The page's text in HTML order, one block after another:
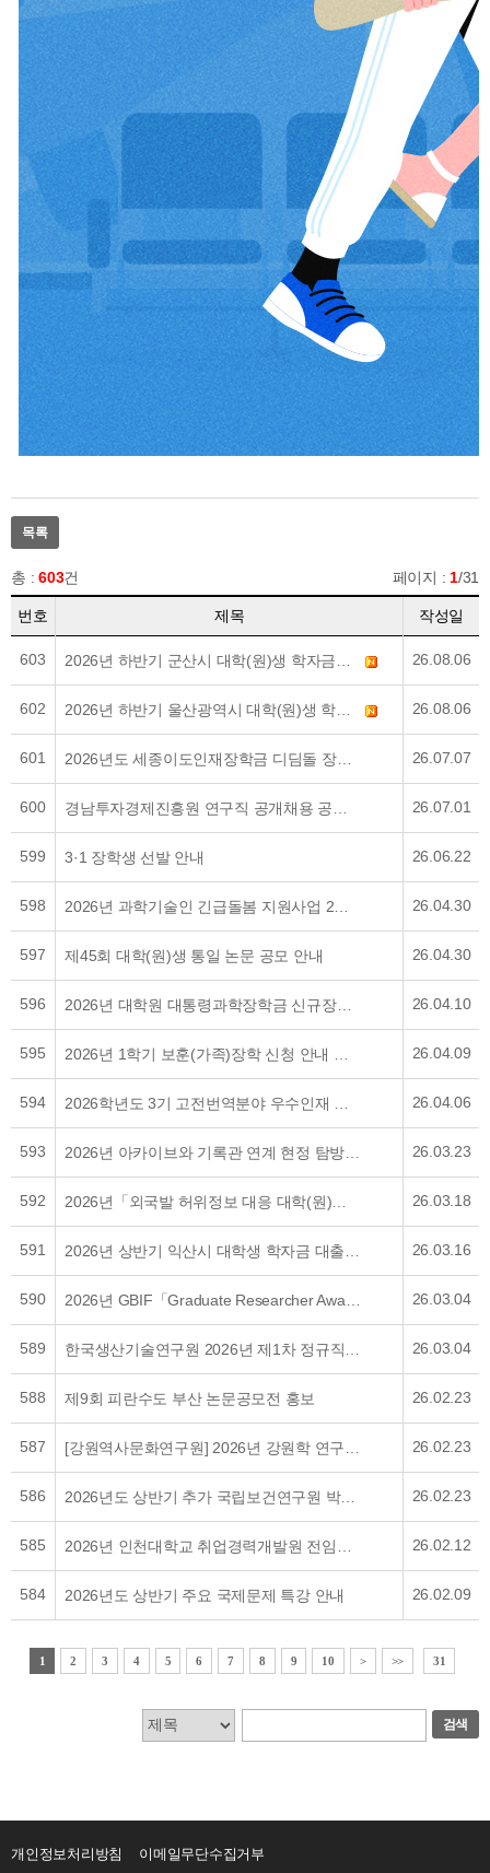
목록
총 : 603건 페이지 : 1/31
번호 제목 작성일
603 26.08.06
602 26.08.06
601 2026년도 세종이도인재장학금 디딤돌 장학사업 안내 26.07.07
600 26.07.01
599 3·1 장학생 선발 안내 26.06.22
598 26.04.30
597 제45회 대학(원)생 통일 논문 공모 안내 26.04.30
596 2026년 대학원 대통령과학장학금 신규장학생 선발 안내 26.04.10
595 26.04.09
594 26.04.06
593 26.03.23
592 26.03.18
591 26.03.16
590 26.03.04
589 26.03.04
588 제9회 피란수도 부산 논문공모전 홍보 26.02.23
587 26.02.23
586 2026년도 상반기 추가 국립보건연구원 박사 후 연수생 모집공고 26.02.23
585 26.02.12
584 2026년도 상반기 주요 국제문제 특강 안내 26.02.09
1 2 3 4 5 6 7 8 9 10 > >> 31
검색
개인정보처리방침 이메일무단수집거부